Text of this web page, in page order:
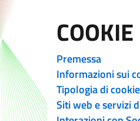
Premessa
Informazioni sui
Tipologia di cookie
Siti web e servizi